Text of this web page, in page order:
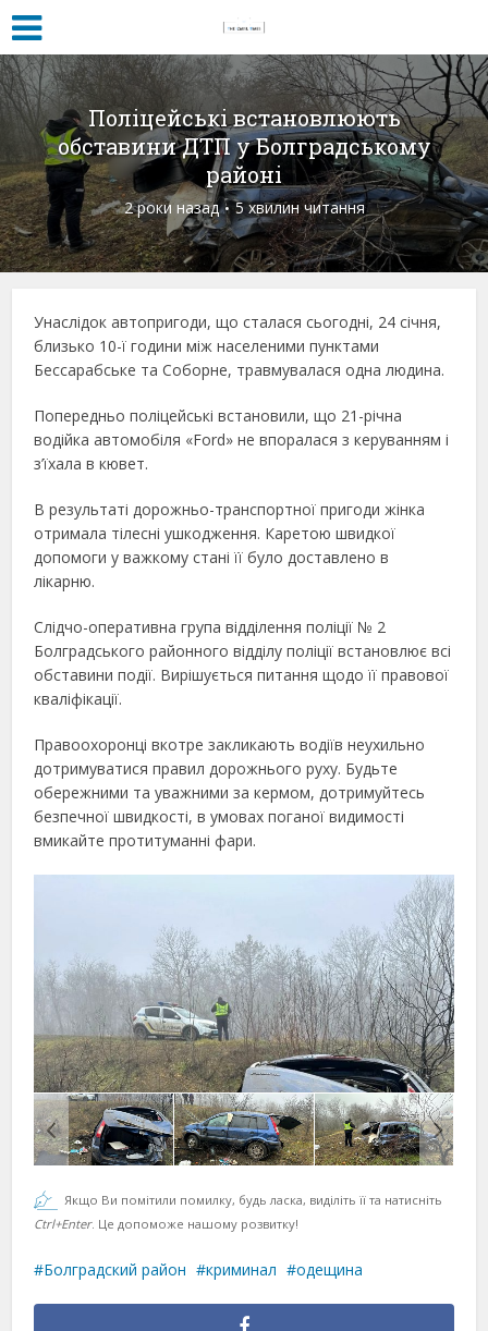
Поліцейські встановлюють
обставини ДТП у Болградському
районі
2 роки назад 5 хвилин читання
Унаслідок автопригоди, що сталася сьогодні, 24 січня,
близько 10-ї години між населеними пунктами
Бессарабське та Соборне, травмувалася одна людина.
Попередньо поліцейські встановили, що 21-річна
водійка автомобіля «Ford» не впоралася з керуванням і
з’їхала в кювет.
В результаті дорожньо-транспортної пригоди жінка
отримала тілесні ушкодження. Каретою швидкої
допомоги у важкому стані її було доставлено в
лікарню.
Слідчо-оперативна група відділення поліції № 2
Болградського районного відділу поліції встановлює всі
обставини події. Вирішується питання щодо її правової
кваліфікації.
Правоохоронці вкотре закликають водіїв неухильно
дотримуватися правил дорожнього руху. Будьте
обережними та уважними за кермом, дотримуйтесь
безпечної швидкості, в умовах поганої видимості
вмикайте протитуманні фари.
Якщо Ви помітили помилку, будь ласка, виділіть її та натисніть
Ctrl+Enter. Це допоможе нашому розвитку!
Болградский район криминал одещина